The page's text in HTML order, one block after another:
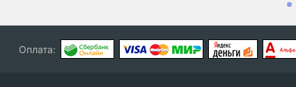
Оплата: